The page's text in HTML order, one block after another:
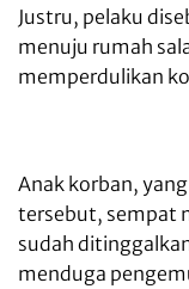
Justru, pelaku
menuju rumah
memperdulikan
Anak korban,
tersebut, sempat
sudah
menduga